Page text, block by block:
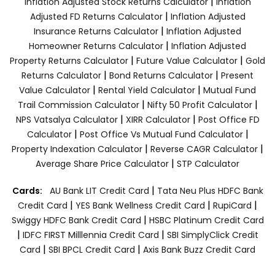
Adjusted FD Returns Calculator| Inflation Adjusted
Insurance Returns Calculator | Inflation Adjusted
Homeowner Returns Calculator | Inflation Adjusted
Property Returns Calculator | Future Value Calculator | Gold
Returns Calculator | Bond Returns Calculator | Present
Value Calculator | Rental Yield Calculator | Mutual Fund
Trail Commission Calculator| Nifty 50 Profit Calculator|
NPS Vatsalya Calculator| XIRR Calculator| Post Office FD
Calculator| Post Office Vs Mutual Fund Calculator|
Property Indexation Calculator | Reverse CAGR Calculator |
Average Share Price Calculator | STP Calculator
Cards: AU Bank LIT Credit Card | Tata Neu Plus HDFC Bank
Credit Card | YES Bank Wellness Credit Card | RupiCard |
Swiggy HDFC Bank Credit Card | HSBC Platinum Credit Card
| IDFC FIRST Milllennia Credit Card | SBI SimplyClick Credit
Card | SBI BPCL Credit Card | Axis Bank Buzz Credit Card